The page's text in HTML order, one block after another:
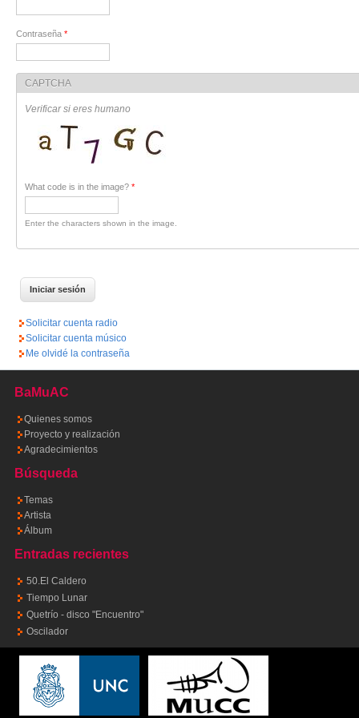
Contraseña *
CAPTCHA
Verificar si eres humano
What code is in the image? *
Enter the characters shown in the image.
Solicitar cuenta radio
Solicitar cuenta músico
Me olvidé la contraseña
BaMuAC
Quienes somos
Proyecto y realización
Agradecimientos
Búsqueda
Temas
Artista
Álbum
Entradas recientes
50.El Caldero
Tiempo Lunar
Quetrío - disco "Encuentro"
Oscilador